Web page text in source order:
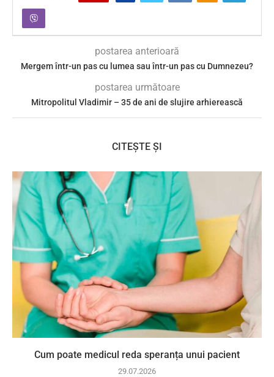
postarea anterioară
Mergem într-un pas cu lumea sau într-un pas cu Dumnezeu?
postarea următoare
Mitropolitul Vladimir – 35 de ani de slujire arhierească
CITEȘTE ȘI
Cum poate medicul reda speranța unui pacient
29.07.2026